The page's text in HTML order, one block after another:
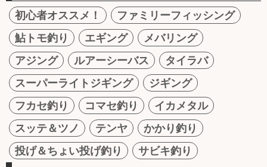
初心者オススメ！
ファミリーフィッシング
鮎トモ釣り
エギング
メバリング
アジング
ルアーシーバス
タイラバ
スーパーライトジギング
ジギング
フカセ釣り
コマセ釣り
イカメタル
スッテ＆ツノ
テンヤ
かかり釣り
投げ＆ちょい投げ釣り
サビキ釣り